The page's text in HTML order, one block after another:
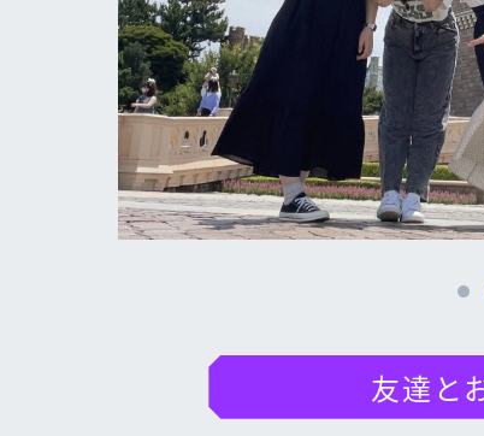
友達と